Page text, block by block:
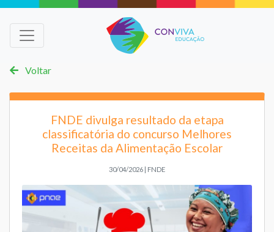
Voltar
FNDE divulga resultado da etapa
classificatória do concurso Melhores
Receitas da Alimentação Escolar
30/04/2026 | FNDE